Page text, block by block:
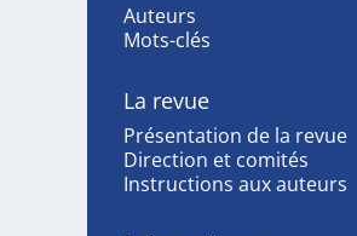
Auteurs
Mots-clés
La revue
Présentation de la revue
Direction et comités
Instructions aux auteurs